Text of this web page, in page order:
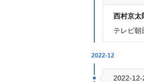
西村京太
テレビ朝
2022-12
2022-12-